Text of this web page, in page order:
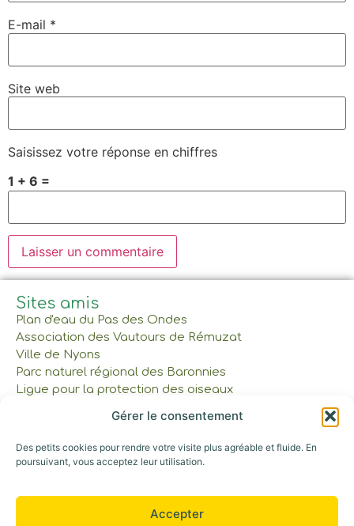
Gérer le consentement
Des petits cookies pour rendre votre visite plus agréable et fluide. En
poursuivant, vous acceptez leur utilisation.
Accepter
E-mail *
Site web
Saisissez votre réponse en chiffres
1 + 6 =
Sites amis
Plan d'eau du Pas des Ondes
Association des Vautours de Rémuzat
Ville de Nyons
Parc naturel régional des Baronnies
Ligue pour la protection des oiseaux
Réservations et tarifs
Nos cabanes et tente